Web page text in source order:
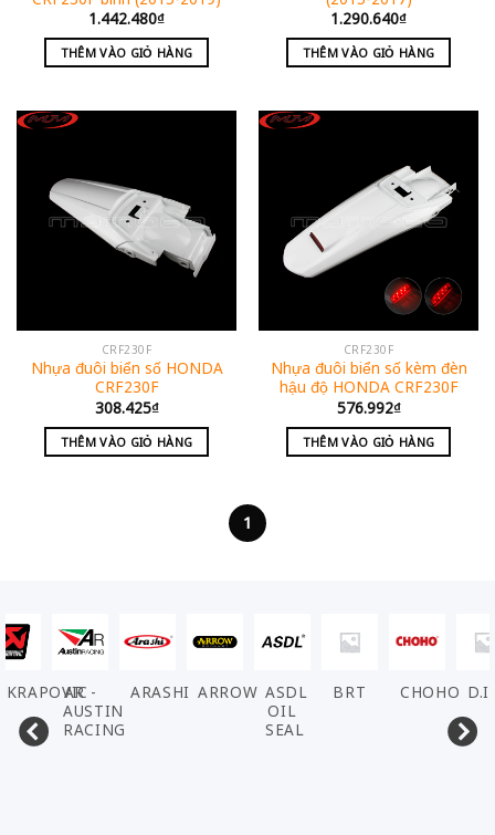
1.442.480₫
THÊM VÀO GIỎ HÀNG
1.290.640₫
THÊM VÀO GIỎ HÀNG
CRF230F
Nhựa đuôi biển số HONDA
CRF230F
308.425₫
THÊM VÀO GIỎ HÀNG
CRF230F
Nhựa đuôi biển số kèm đèn
hậu độ HONDA CRF230F
576.992₫
THÊM VÀO GIỎ HÀNG
1
AR -
AUSTIN
RACING
ARASHI ARROW ASDL
OIL
SEAL
BRT CHOHO